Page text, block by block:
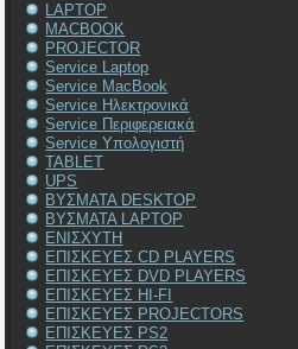
LAPTOP
MACBOOK
PROJECTOR
Service Laptop
Service MacBook
Service Ηλεκτρονικά
Service Περιφερειακά
Service Υπολογιστή
TABLET
UPS
ΒΥΣΜΑΤΑ DESKTOP
ΒΥΣΜΑΤΑ LAPTOP
ΕΝΙΣΧΥΤΗ
ΕΠΙΣΚΕΥΕΣ CD PLAYERS
ΕΠΙΣΚΕΥΕΣ DVD PLAYERS
ΕΠΙΣΚΕΥΕΣ HI-FI
ΕΠΙΣΚΕΥΕΣ PROJECTORS
ΕΠΙΣΚΕΥΕΣ PS2